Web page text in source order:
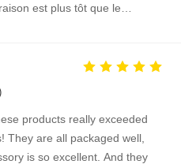
est plus tôt que le
products really exceeded
They are all packaged well,
is so excellent. And they